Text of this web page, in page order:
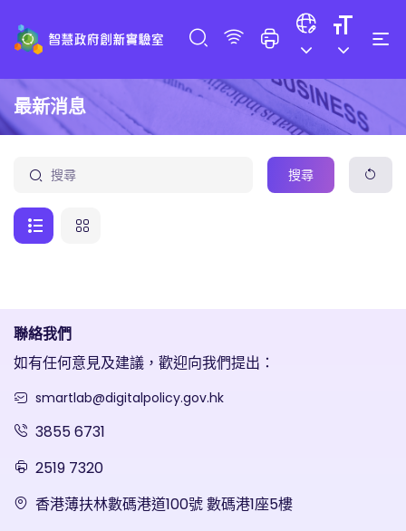
最新消息
搜尋
聯絡我們
如有任何意見及建議，歡迎向我們提出：
smartlab@digitalpolicy.gov.hk
3855 6731
2519 7320
香港薄扶林數碼港道100號 數碼港1座5樓